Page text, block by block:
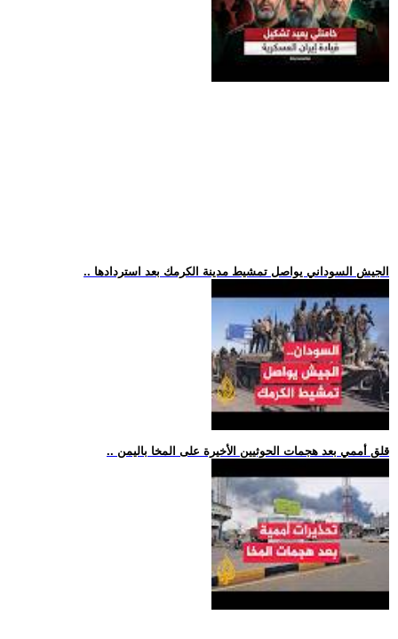
.. الجيش السوداني يواصل تمشيط مدينة الكرمك بعد استردادها
.. قلق أممي بعد هجمات الحوثيين الأخيرة على المخا باليمن